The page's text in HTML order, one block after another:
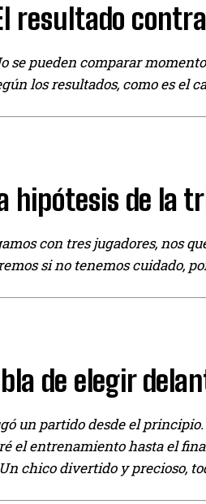
resultado
se pueden comparar
los resultados, como es el
hipótesis de la
con tres jugadores, nos
si no tenemos cuidado,
de elegir
un partido desde el
el entrenamiento hasta el
chico divertido y precioso,